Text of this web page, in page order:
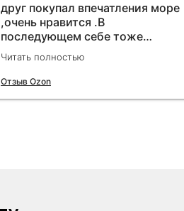
друг покупал впечатления море
,очень нравится .В
последующем себе тоже
приобрел.Реально прибавляет
мощности!
Читать полностью
Отзыв Ozon